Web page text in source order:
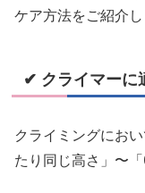
ケア方法をご紹介し
✔ クライマーに
クライミングにお
たり同じ高さ」〜「